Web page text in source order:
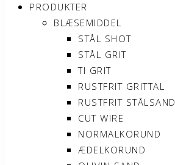
PRODUKTER
BLÆSEMIDDEL
STÅL SHOT
STÅL GRIT
TI GRIT
RUSTFRIT GRITTAL
RUSTFRIT STÅLSAND
CUT WIRE
NORMALKORUND
ÆDELKORUND